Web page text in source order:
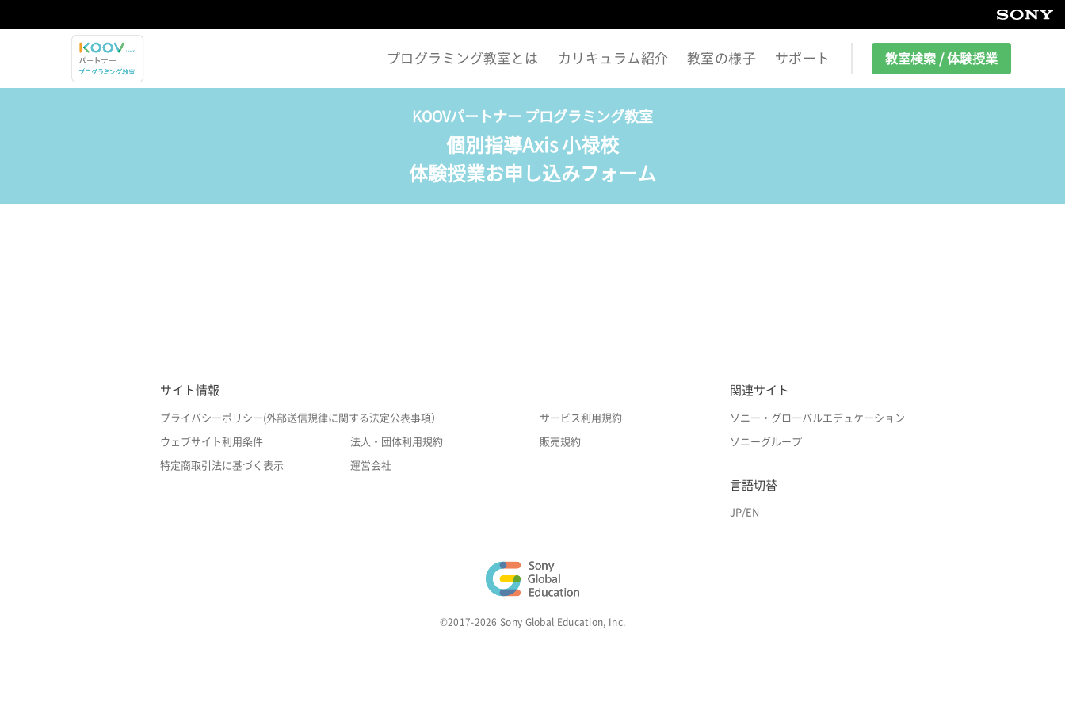
プログラミング教室とは カリキュラム紹介 教室の様子 サポート 教室検索 / 体験授業
KOOVパートナー プログラミング教室
個別指導Axis 小禄校
体験授業お申し込みフォーム
サイト情報
プライバシーポリシー(外部送信規律に関する法定公表事項） サービス利用規約
ウェブサイト利用条件 法人・団体利用規約 販売規約
特定商取引法に基づく表示 運営会社
関連サイト
ソニー・グローバルエデュケーション
ソニーグループ
言語切替
JP/EN
©2017-2026 Sony Global Education, Inc.